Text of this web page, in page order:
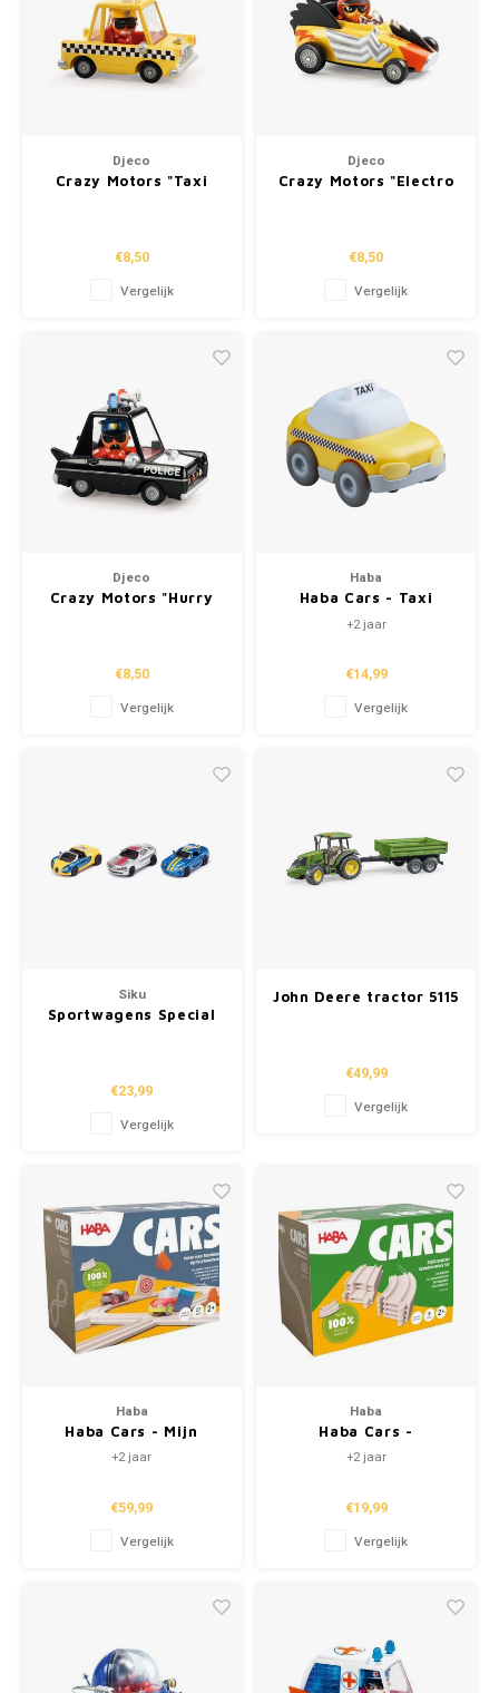
Djeco
Crazy Motors "Taxi
€8,50
Vergelijk
Djeco
Crazy Motors "Electro
€8,50
Vergelijk
Djeco
Crazy Motors "Hurry
€8,50
Vergelijk
Haba
Haba Cars - Taxi
+2 jaar
€14,99
Vergelijk
Siku
Sportwagens Special
€23,99
Vergelijk
John Deere tractor 5115
€49,99
Vergelijk
Haba
Haba Cars - Mijn
eerste racebaan
+2 jaar
€59,99
Vergelijk
Haba
Haba Cars -
Uitbreidingsset
+2 jaar
€19,99
Vergelijk